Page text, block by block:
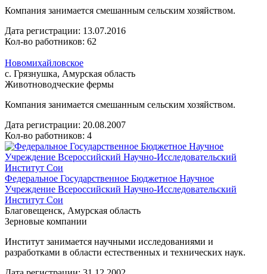
Компания занимается смешанным сельским хозяйством.
Дата регистрации: 13.07.2016
Кол-во работников: 62
Новомихайловское
с. Грязнушка, Амурская область
Животноводческие фермы
Компания занимается смешанным сельским хозяйством.
Дата регистрации: 20.08.2007
Кол-во работников: 4
Федеральное Государственное Бюджетное Научное
Учреждение Всероссийский Научно-Исследовательский
Институт Сои
Благовещенск, Амурская область
Зерновые компании
Институт занимается научными исследованиями и
разработками в области естественных и технических наук.